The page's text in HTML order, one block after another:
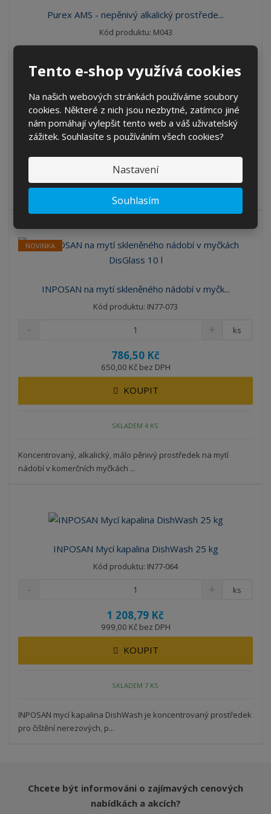
Tento e-shop využívá cookies
Na našich webových stránkách používáme soubory
cookies. Některé z nich jsou nezbytné, zatímco jiné
nám pomáhají vylepšit tento web a váš uživatelský
zážitek. Souhlasíte s používáním všech cookies?
Nastavení
Souhlasím
Purex AMS - nepěnivý alkalický prostřede...
Kód produktu: M043
691,76 Kč
571,70 Kč bez DPH
KOUPIT
Přípravek se používá pro strojní mytí nádobí ve všech typech
NOVINKA
INPOSAN na mytí skleněného nádobí v myčk...
Kód produktu: IN77-073
786,50 Kč
650,00 Kč bez DPH
ks
KOUPIT
SKLADEM 4 KS
Koncentrovaný, alkalický, málo pěnivý prostředek na mytí
nádobí v komerčních myčkách ...
INPOSAN Mycí kapalina DishWash 25 kg
Kód produktu: IN77-064
1 208,79 Kč
999,00 Kč bez DPH
ks
KOUPIT
SKLADEM 7 KS
INPOSAN mycí kapalina DishWash ​je koncentrovaný prostředek
pro čištění nerezových, p...
Chcete být informováni o zajímavých cenových
nabídkách a akcích?